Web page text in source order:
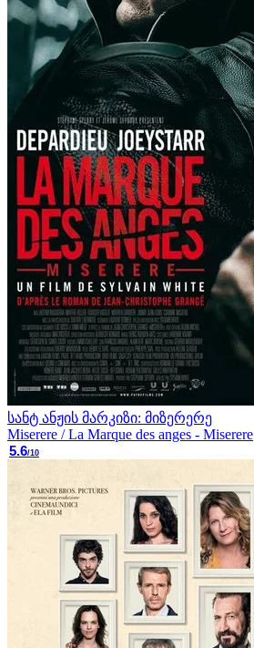
სანტ ანჟის მარკიზი: მიზერერე
Miserere / La Marque des anges - Miserere
5.6/10